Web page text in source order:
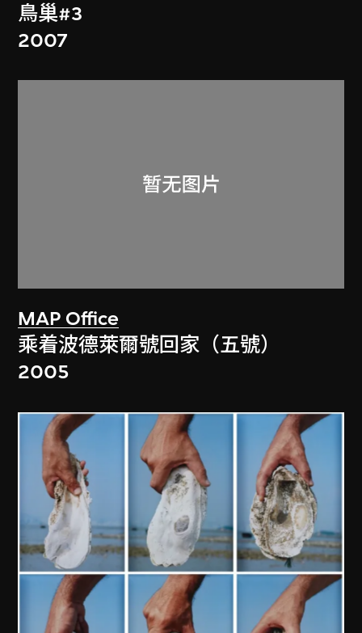
鳥巢#3
2007
MAP Office
乘着波德萊爾號回家（五號）
2005